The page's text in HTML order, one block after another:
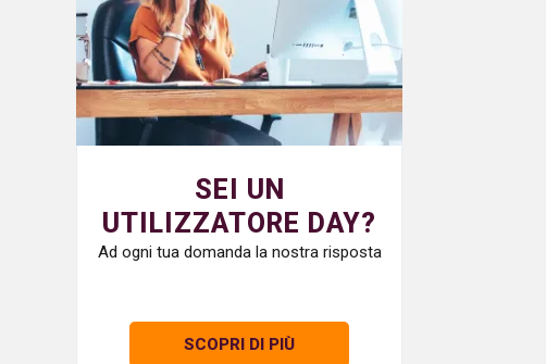
SEI UN
UTILIZZATORE DAY?
Ad ogni tua domanda la nostra risposta
SCOPRI DI PIÙ